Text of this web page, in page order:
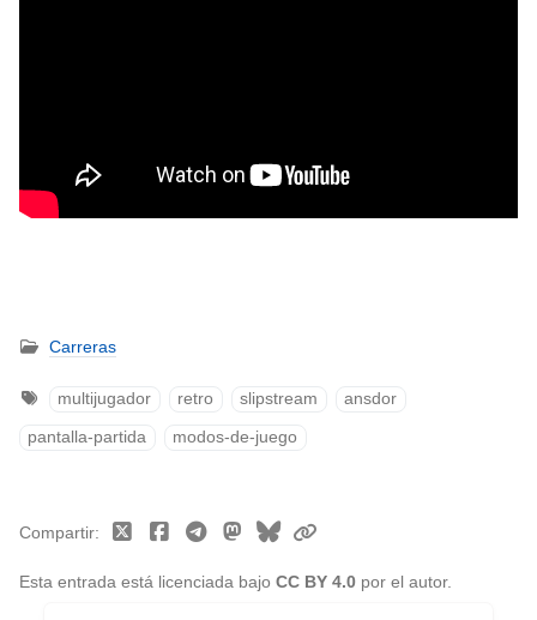
Carreras
multijugador retro slipstream ansdor
pantalla-partida modos-de-juego
Esta entrada está licenciada bajo CC BY 4.0 por el autor.
Compartir